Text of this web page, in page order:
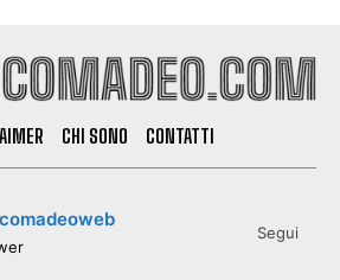
CHI SONO CONTATTI
Segui